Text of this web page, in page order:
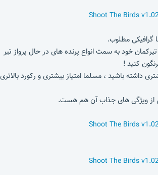
گرافیکی مطلوب.
خود به سمت انواع پرنده های در حال پرواز تیر
کنید !
داشته باشید ، مسلما امتیاز بیشتری و رکورد بالاتری
از ویژگی های جذاب آن هم هست.